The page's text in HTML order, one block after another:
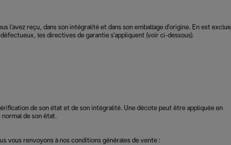
l'avez reçu, dans son intégralité et dans son emballage d'origine. En est exclue
les directives de garantie s'appliquent (voir ci-dessous).
de son état et de son intégralité. Une décote peut être appliquée en
normal de son état.
vous renvoyons à nos conditions générales de vente :